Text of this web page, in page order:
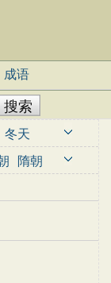
成语
冬天
菊花
黄河
抒情
友情
隋朝